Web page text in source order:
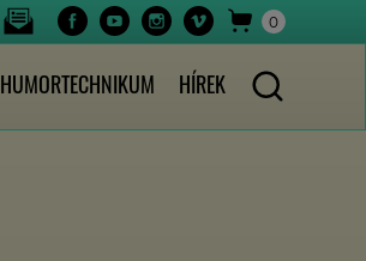
0
HUMORTECHNIKUM HÍREK